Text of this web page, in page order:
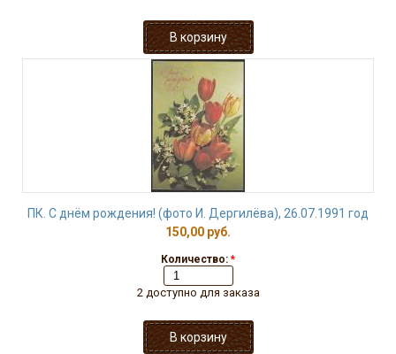
ПК. С днём рождения! (фото И. Дергилёва), 26.07.1991 год
150,00 руб.
Количество: *
2 доступно для заказа